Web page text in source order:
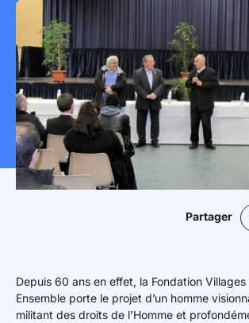
Partager
Depuis 60 ans en effet, la Fondation Villages
Ensemble porte le projet d’un homme
militant des droits de l’Homme et